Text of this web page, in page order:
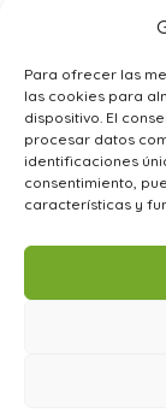
Para ofrecer las
las cookies para
dispositivo. El
procesar datos
identificaciones
consentimiento,
características y